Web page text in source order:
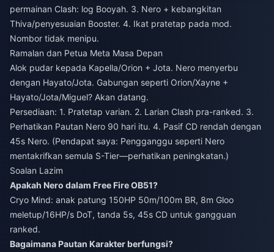
permainan Clash: log Booyah. 3. Nero + kebangkitan
Thiva/penyesuaian Booster. 4. Ikat pratetap pada mod.
Nombor tidak menipu.
Ramalan dan Petua Meta Masa Depan
Alok pudar kepada Kapella/Orion + Jota. Nero menyerbu
dengan Hayato/Jota. Gabungan seperti Orion/Xayne +
Hayato/Jota/Miguel? Akan datang.
Persediaan: 1. Pratetap varian. 2. Larian Clash pra-ranked. 3.
Perhatikan Pautan Nero 90 hari itu. 4. Pasif CD rendah dengan
45s Nero. (Pendapat saya: Pengganggu seperti Nero
mentakrifkan semula S-Tier—perhatikan peningkatan.)
Soalan Lazim
Apakah Nero dalam Free Fire OB51?
Cryo Mind: anak patung 150HP 50m/100m BR, 8m Gloo
meletup/16HP/s DoT, tanda 5s, 45s CD untuk gangguan
ranked.
Bagaimana Pautan Karakter berfungsi?